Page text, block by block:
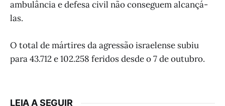
ambulância e defesa civil não conseguem alcançá-
las.
O total de mártires da agressão israelense subiu
para 43.712 e 102.258 feridos desde o 7 de outubro.
LEIA A SEGUIR